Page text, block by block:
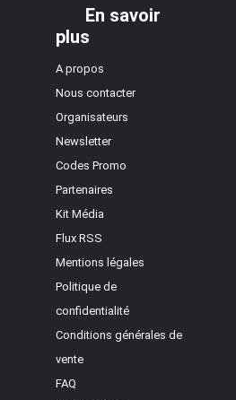
En savoir
plus
A propos
Nous contacter
Organisateurs
Newsletter
Codes Promo
Partenaires
Kit Média
Flux RSS
Mentions légales
Politique de
confidentialité
Conditions générales de
vente
FAQ